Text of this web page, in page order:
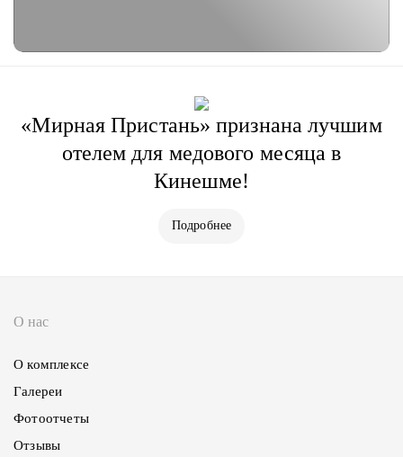
«Мирная Пристань» признана лучшим
отелем для медового месяца в
Кинешме!
Подробнее
О нас
О комплексе
Галереи
Фотоотчеты
Отзывы